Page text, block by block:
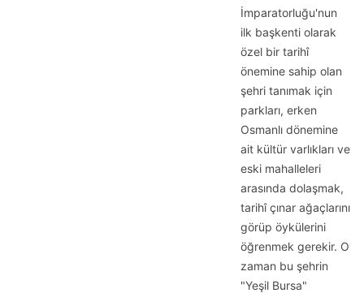
İmparatorluğu'nun
ilk başkenti olarak
özel bir tarihî
önemine sahip olan
şehri tanımak için
parkları, erken
Osmanlı dönemine
ait kültür varlıkları ve
eski mahalleleri
arasında dolaşmak,
tarihî çınar ağaçlarını
görüp öykülerini
öğrenmek gerekir. O
zaman bu şehrin
"Yeşil Bursa"